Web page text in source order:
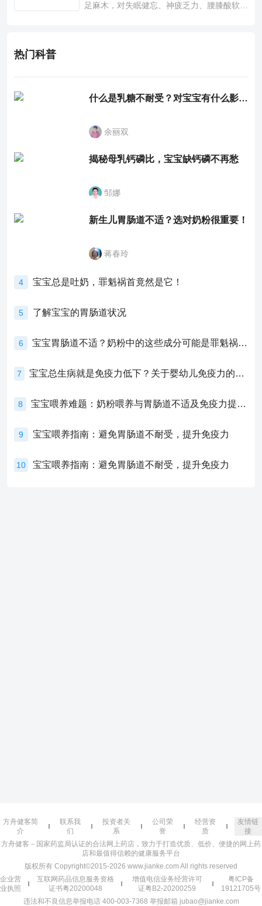
足麻木，对失眠健忘、神疲乏力、腰膝酸软也
热门科普
什么是乳糖不耐受？对宝宝有什么影响？
余丽双
揭秘母乳钙磷比，宝宝缺钙磷不再愁
邹娜
新生儿胃肠道不适？选对奶粉很重要！
蒋春玲
4 宝宝总是吐奶，罪魁祸首竟然是它！
5 了解宝宝的胃肠道状况
6 宝宝胃肠道不适？奶粉中的这些成分可能是罪魁祸首！
7 宝宝总生病就是免疫力低下？关于婴幼儿免疫力的真相，家长必须了解！
8 宝宝喂养难题：奶粉喂养与胃肠道不适及免疫力提升的奥秘
9 宝宝喂养指南：避免胃肠道不耐受，提升免疫力
10 宝宝喂养指南：避免胃肠道不耐受，提升免疫力
方舟健客简
介
联系我
们
投资者关
系
公司荣
誉
经营资
质
友情链
接
方舟健客－国家药监局认证的合法网上药店，致力于打造优质、低价、便捷的网上药
店和最值得信赖的健康服务平台
版权所有 Copyright©2015-2026 www.jianke.com All rights reserved
企业营
业执照
互联网药品信息服务资格
证书粤20200048
增值电信业务经营许可
证粤B2-20200259
粤ICP备
19121705号
违法和不良信息举报电话 400-003-7368 举报邮箱 jubao@jianke.com